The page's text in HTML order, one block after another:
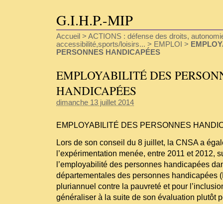
G.I.H.P.-MIP
Accueil > ACTIONS : défense des droits,
accessibilité,sports/loisirs... > EMPLOI >
PERSONNES HANDICAPÉES
EMPLOYABILITÉ DES
HANDICAPÉES
dimanche 13 juillet 2014
EMPLOYABILITÉ DES PERSONNES
Lors de son conseil du 8 juillet, la CNSA a
l’expérimentation menée, entre 2011 et 2012,
l’employabilité des personnes handicapées
départementales des personnes handicapées
pluriannuel contre la pauvreté et pour
généraliser à la suite de son évaluation plutôt